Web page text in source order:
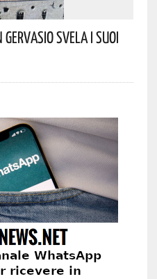
Gervasio Svela I Suoi